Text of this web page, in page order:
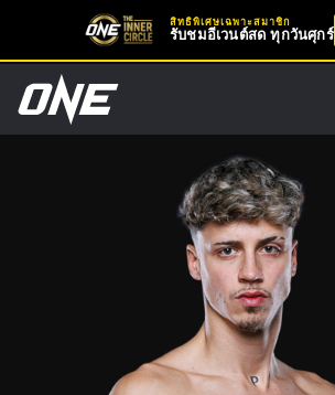
สิทธิพิเศษเฉพาะสมาชิก
รับชมอีเวนต์สด ทุกวันศุกร์